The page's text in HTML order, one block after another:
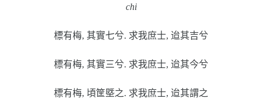
chi
標有梅, 其實七兮. 求我庶士, 迨其吉兮
標有梅, 其實三兮. 求我庶士, 迨其今兮
標有梅, 頃筐塈之. 求我庶士, 迨其謂之